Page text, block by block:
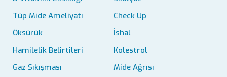
Tüp Mide Ameliyatı
Check Up
Öksürük
İshal
Hamilelik Belirtileri
Kolestrol
Gaz Sıkışması
Mide Ağrısı